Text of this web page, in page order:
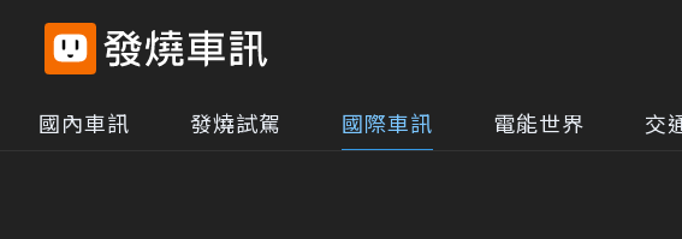
國內車訊 發燒試駕 國際車訊 電能世界 交